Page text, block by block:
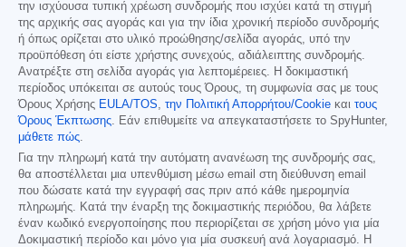
την ισχύουσα τυπική χρέωση συνδρομής που ισχύει κατά τη στιγμή
της αρχικής σας αγοράς και για την ίδια χρονική περίοδο συνδρομής
ή όπως ορίζεται στο υλικό προώθησης/σελίδα αγοράς, υπό την
προϋπόθεση ότι είστε χρήστης συνεχούς, αδιάλειπτης συνδρομής.
Ανατρέξτε στη σελίδα αγοράς για λεπτομέρειες. Η δοκιμαστική
περίοδος υπόκειται σε αυτούς τους Όρους, τη συμφωνία σας με τους
Όρους Χρήσης EULA/TOS, την Πολιτική Απορρήτου/Cookie και τους
Όρους Έκπτωσης. Εάν επιθυμείτε να απεγκαταστήσετε το SpyHunter,
μάθετε πώς.
Για την πληρωμή κατά την αυτόματη ανανέωση της συνδρομής σας,
θα αποστέλλεται μια υπενθύμιση μέσω email στη διεύθυνση email
που δώσατε κατά την εγγραφή σας πριν από κάθε ημερομηνία
πληρωμής. Κατά την έναρξη της δοκιμαστικής περιόδου, θα λάβετε
έναν κωδικό ενεργοποίησης που περιορίζεται σε χρήση μόνο για μία
Δοκιμαστική περίοδο και μόνο για μία συσκευή ανά λογαριασμό. Η